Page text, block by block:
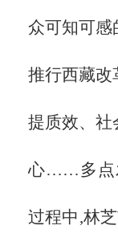
众可知可感
推行西藏改
提质效、社
心……多点
过程中,林